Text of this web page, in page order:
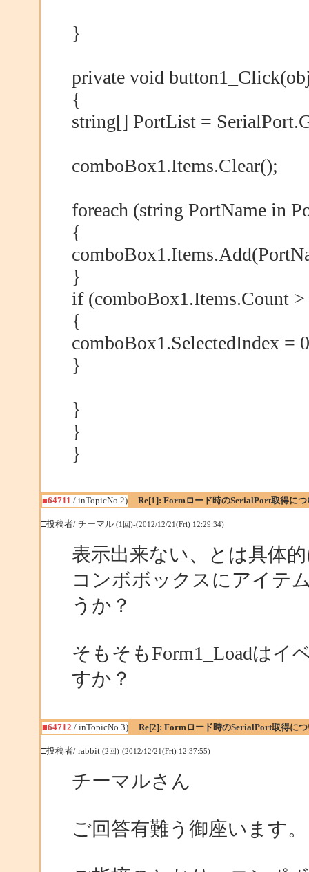
}
private void
{
string[] PortList =
comboBox1.Items.Clear();
foreach (string PortName in
{
}
if (comboBox1.Items.Count >
{
comboBox1.SelectedIndex =
}
}
}
}
■64711 / inTopicNo.2) Re[1]: Formロード時のSerialPort取得につ
□投稿者/ チーマル (1回)-(2012/12/21(Fri) 12:29:34)
表示出来ない、とは具体
コンボボックスにアイテ
うか？
そもそもForm1_Loadは
すか？
■64712 / inTopicNo.3) Re[2]: Formロード時のSerialPort取得につ
□投稿者/ rabbit (2回)-(2012/12/21(Fri) 12:37:55)
チーマルさん
ご回答有難う御座います。